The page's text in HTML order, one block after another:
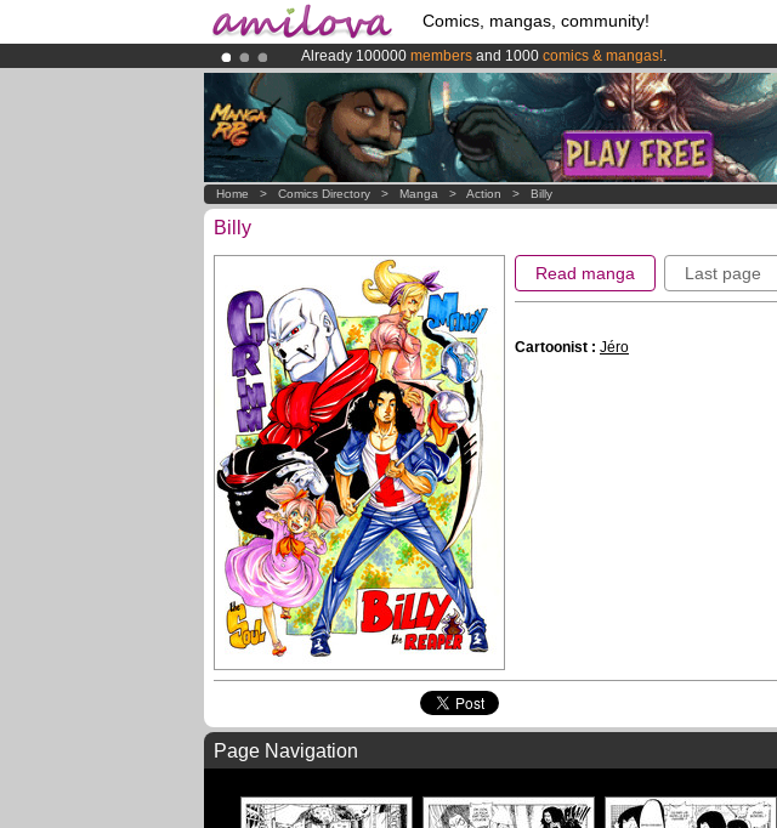
Comics, mangas, community!
Already 100000 members and 1000 comics & mangas!.
Premium membership from3.95 eurosper month !Get membership now
AmilovaKickstarter is now LIVE!.
Home > Comics Directory > Manga > Action > Billy
Billy
Read manga Last page
Cartoonist : Jéro
Page Navigation